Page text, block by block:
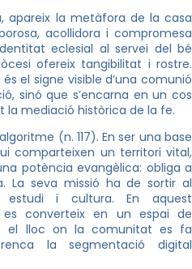
apareix la metàfora de la casa
acollidora i compromesa
eclesial al servei del bé
ofereix tangibilitat i rostre.
el signe visible d’una comunió
sinó que s’encarna en un cos
la mediació històrica de la fe.
(n. 117). En ser una base
comparteixen un territori vital,
potència evangèlica: obliga a
La seva missió ha de sortir al
estudi i cultura. En aquest
es converteix en un espai de
el lloc on la comunitat es fa
la segmentació digital